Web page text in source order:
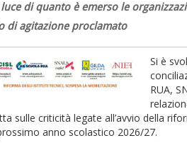
di quanto è emerso le
di agitazione proclamato
Si è
RUA,
sulle criticità legate all’avvio della
anno scolastico 2026/27.